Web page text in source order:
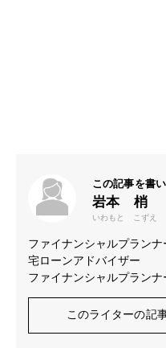
この記事を書
岩本 梢
いわもと こずえ
ファイナンシャルプラン
宅ローンアドバイザー
ファイナンシャルプラン
ト。日本株、米国株、投
このライターの記